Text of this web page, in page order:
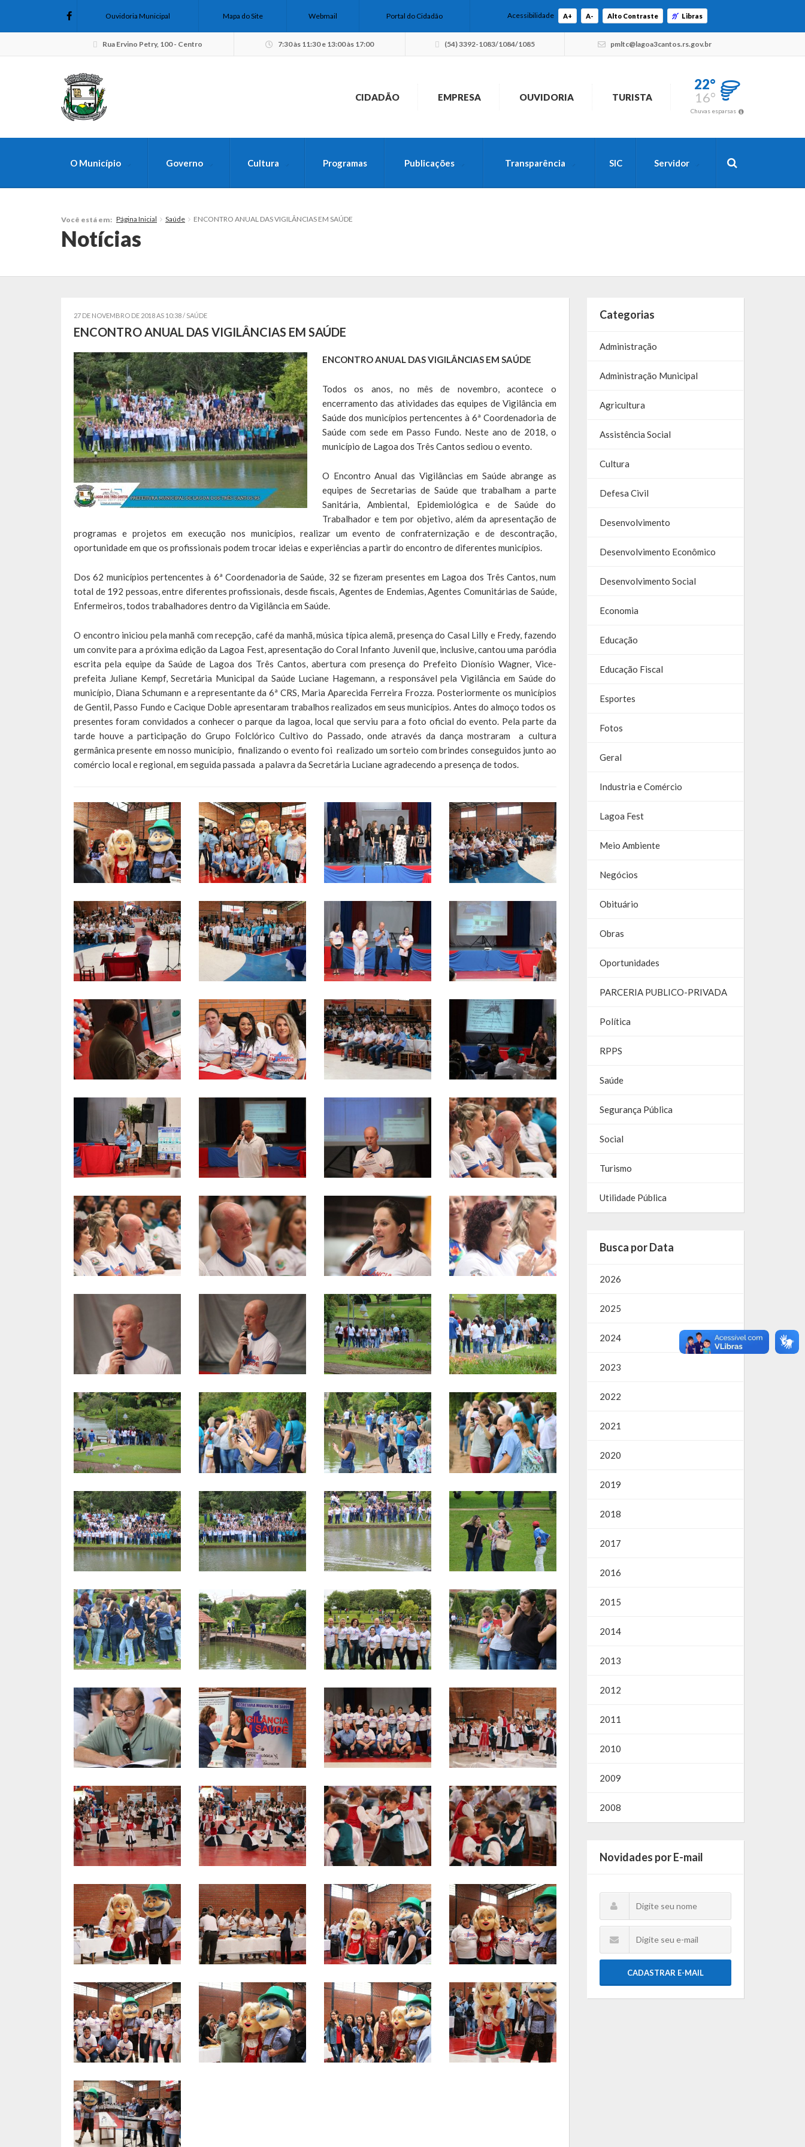
Ouvidoria Municipal Mapa do Site Webmail Portal do Cidadão Acessibilidade A+ A- Alto Contraste Libras
Rua Ervino Petry, 100 - Centro 7:30 às 11:30 e 13:00 às 17:00 (54) 3392-1083/1084/1085 pmltc@lagoa3cantos.rs.gov.br
CIDADÃO EMPRESA OUVIDORIA TURISTA
22°
16°
Chuvas esparsas
O Município Governo Cultura Programas Publicações Transparência SIC Servidor
Você está em: Página Inicial Saúde ENCONTRO ANUAL DAS VIGILÂNCIAS EM SAÚDE
Notícias
27 DE NOVEMBRO DE 2018 AS 10:38 / SAÚDE
ENCONTRO ANUAL DAS VIGILÂNCIAS EM SAÚDE
ENCONTRO ANUAL DAS VIGILÂNCIAS EM SAÚDE
Todos os anos, no mês de novembro, acontece o
encerramento das atividades das equipes de Vigilância em
Saúde dos municípios pertencentes à 6ª Coordenadoria de
Saúde com sede em Passo Fundo. Neste ano de 2018, o
município de Lagoa dos Três Cantos sediou o evento.
O Encontro Anual das Vigilâncias em Saúde abrange as
equipes de Secretarias de Saúde que trabalham a parte
Sanitária, Ambiental, Epidemiológica e de Saúde do
Trabalhador e tem por objetivo, além da apresentação de
programas e projetos em execução nos municípios, realizar um evento de confraternização e de descontração,
oportunidade em que os profissionais podem trocar ideias e experiências a partir do encontro de diferentes municípios.
Dos 62 municípios pertencentes à 6ª Coordenadoria de Saúde, 32 se fizeram presentes em Lagoa dos Três Cantos, num
total de 192 pessoas, entre diferentes profissionais, desde fiscais, Agentes de Endemias, Agentes Comunitárias de Saúde,
Enfermeiros, todos trabalhadores dentro da Vigilância em Saúde.
O encontro iniciou pela manhã com recepção, café da manhã, música típica alemã, presença do Casal Lilly e Fredy, fazendo
um convite para a próxima edição da Lagoa Fest, apresentação do Coral Infanto Juvenil que, inclusive, cantou uma paródia
escrita pela equipe da Saúde de Lagoa dos Três Cantos, abertura com presença do Prefeito Dionísio Wagner, Vice-
prefeita Juliane Kempf, Secretária Municipal da Saúde Luciane Hagemann, a responsável pela Vigilância em Saúde do
município, Diana Schumann e a representante da 6ª CRS, Maria Aparecida Ferreira Frozza. Posteriormente os municípios
de Gentil, Passo Fundo e Cacique Doble apresentaram trabalhos realizados em seus municípios. Antes do almoço todos os
presentes foram convidados a conhecer o parque da lagoa, local que serviu para a foto oficial do evento. Pela parte da
tarde houve a participação do Grupo Folclórico Cultivo do Passado, onde através da dança mostraram a cultura
germânica presente em nosso município, finalizando o evento foi realizado um sorteio com brindes conseguidos junto ao
comércio local e regional, em seguida passada a palavra da Secretária Luciane agradecendo a presença de todos.
Categorias
Administração
Administração Municipal
Agricultura
Assistência Social
Cultura
Defesa Civil
Desenvolvimento
Desenvolvimento Econômico
Desenvolvimento Social
Economia
Educação
Educação Fiscal
Esportes
Fotos
Geral
Industria e Comércio
Lagoa Fest
Meio Ambiente
Negócios
Obituário
Obras
Oportunidades
PARCERIA PUBLICO-PRIVADA
Política
RPPS
Saúde
Segurança Pública
Social
Turismo
Utilidade Pública
Busca por Data
2026
2025
2024
2023
2022
2021
2020
2019
2018
2017
2016
2015
2014
2013
2012
2011
2010
2009
2008
Novidades por E-mail
CADASTRAR E-MAIL